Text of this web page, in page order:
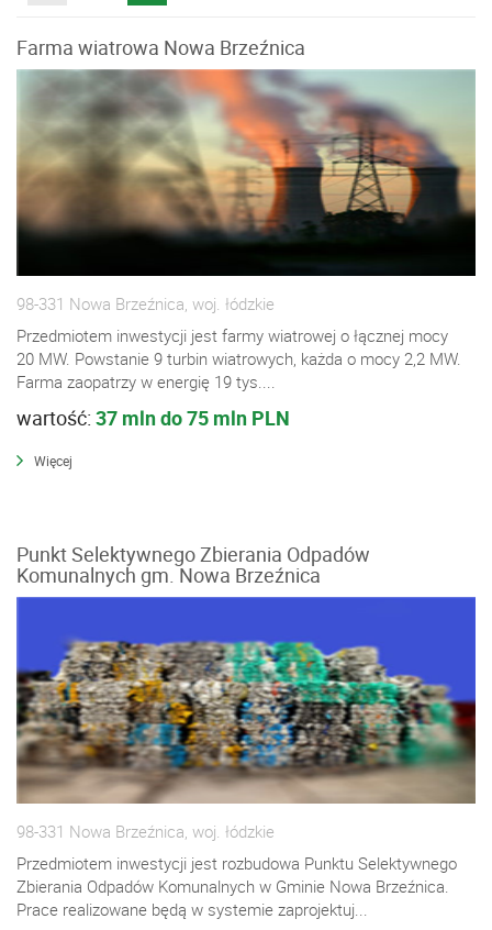
Farma wiatrowa Nowa Brzeźnica
98-331 Nowa Brzeźnica, woj. łódzkie
Przedmiotem inwestycji jest farmy wiatrowej o łącznej mocy
20 MW. Powstanie 9 turbin wiatrowych, każda o mocy 2,2 MW.
Farma zaopatrzy w energię 19 tys....
wartość: 37 mln do 75 mln PLN
Więcej
Punkt Selektywnego Zbierania Odpadów
Komunalnych gm. Nowa Brzeźnica
98-331 Nowa Brzeźnica, woj. łódzkie
Przedmiotem inwestycji jest rozbudowa Punktu Selektywnego
Zbierania Odpadów Komunalnych w Gminie Nowa Brzeźnica.
Prace realizowane będą w systemie zaprojektuj...